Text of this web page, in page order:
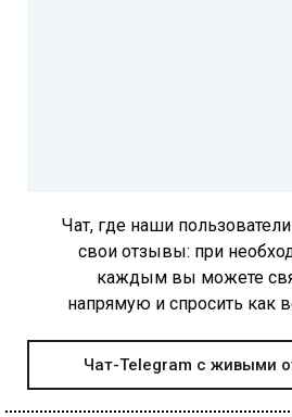
Чат, где наши
свои отзывы: при
каждым вы можете
напрямую и спросить как
Чат-Telegram с живыми